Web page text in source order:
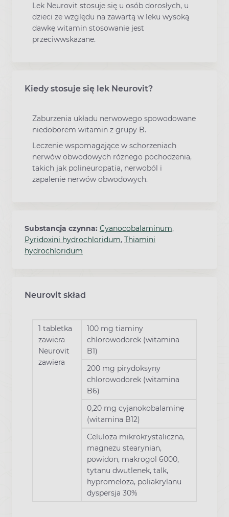
Lek Neurovit stosuje się u osób dorosłych, u
dzieci ze względu na zawartą w leku wysoką
dawkę witamin stosowanie jest
przeciwwskazane.
Kiedy stosuje się lek Neurovit?
Zaburzenia układu nerwowego spowodowane
niedoborem witamin z grupy B.
Leczenie wspomagające w schorzeniach
nerwów obwodowych różnego pochodzenia,
takich jak polineuropatia, nerwoból i
zapalenie nerwów obwodowych.
Substancja czynna: Cyanocobalaminum,
Pyridoxini hydrochloridum, Thiamini
hydrochloridum
Neurovit skład
1 tabletka
zawiera
Neurovit
zawiera
100 mg tiaminy
chlorowodorek (witamina
B1)
200 mg pirydoksyny
chlorowodorek (witamina
B6)
0,20 mg cyjanokobalaminę
(witamina B12)
Celuloza mikrokrystaliczna,
magnezu stearynian,
powidon, makrogol 6000,
tytanu dwutlenek, talk,
hypromeloza, poliakrylanu
dyspersja 30%